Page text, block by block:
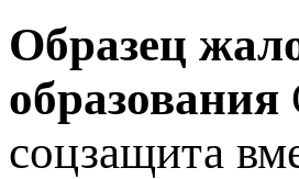
Образец
образования
соцзащита